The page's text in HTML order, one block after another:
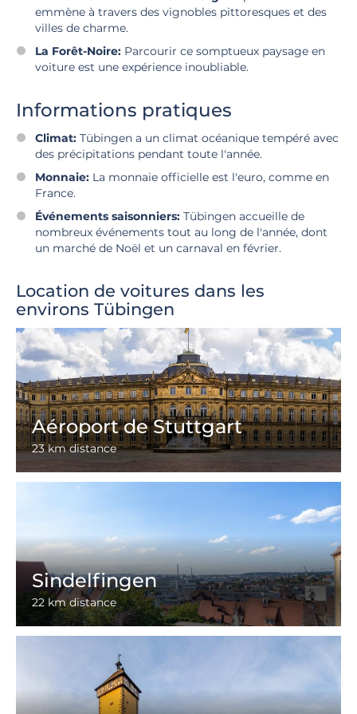
emmène à travers des vignobles pittoresques et des
villes de charme.
La Forêt-Noire: Parcourir ce somptueux paysage en
voiture est une expérience inoubliable.
Informations pratiques
Climat: Tübingen a un climat océanique tempéré avec
des précipitations pendant toute l'année.
Monnaie: La monnaie officielle est l'euro, comme en
France.
Événements saisonniers: Tübingen accueille de
nombreux événements tout au long de l'année, dont
un marché de Noël et un carnaval en février.
Location de voitures dans les
environs Tübingen
Aéroport de Stuttgart
23 km distance
Sindelfingen
22 km distance